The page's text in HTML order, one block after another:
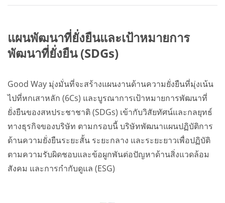
แผนพัฒนาที่ยั่งยืนและเป้าหมายการ
พัฒนาที่ยั่งยืน (SDGs)
Good Way มุ่งมั่นที่จะสร้างแผนงานด้านความยั่งยืนที่มุ่งเน้น
ไปที่หกเสาหลัก (6Cs) และบูรณาการเป้าหมายการพัฒนาที่
ยั่งยืนของสหประชาชาติ (SDGs) เข้ากับวิสัยทัศน์และกลยุทธ์
ทางธุรกิจของบริษัท ตามกรอบนี้ บริษัทพัฒนาแผนปฏิบัติการ
ด้านความยั่งยืนระยะสั้น ระยะกลาง และระยะยาวเพื่อปฏิบัติ
ตามความรับผิดชอบและข้อผูกพันต่อปัญหาด้านสิ่งแวดล้อม
สังคม และการกำกับดูแล (ESG)